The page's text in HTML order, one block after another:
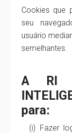
Cookies que
seu
usuário
semelhantes.
A RI –
para:
(i) Fazer